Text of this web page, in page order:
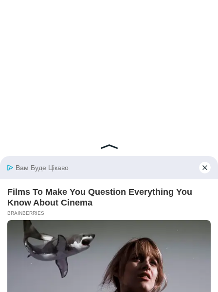
© 2026 iBilingua
Політика конфіденційності та умови користування